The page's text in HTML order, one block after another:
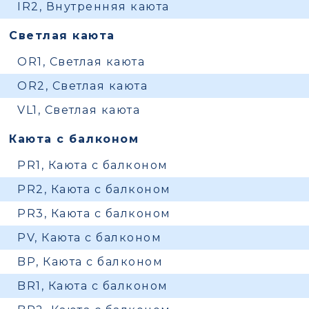
IR2, Внутренняя каюта
Светлая каюта
OR1, Светлая каюта
OR2, Светлая каюта
VL1, Светлая каюта
Каюта с балконом
PR1, Каюта с балконом
PR2, Каюта с балконом
PR3, Каюта с балконом
PV, Каюта с балконом
BP, Каюта с балконом
BR1, Каюта с балконом